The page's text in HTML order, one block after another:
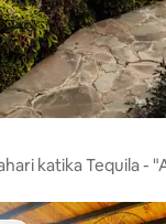
katika Tequila -